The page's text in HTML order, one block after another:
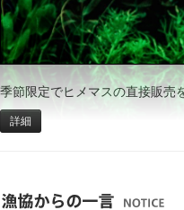
季節限定でヒメマスの直接販売
詳細